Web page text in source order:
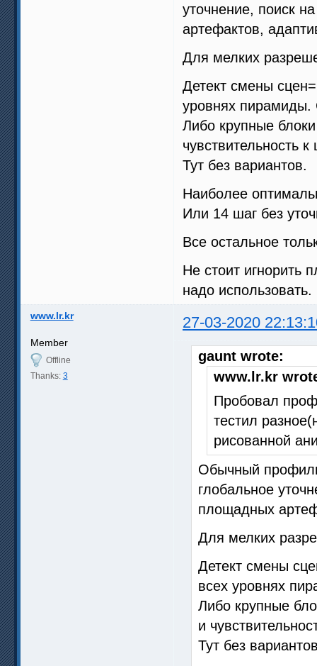
уточнение, поиск
артефактов,
Для мелких
Детект смены
уровнях пирамиды.
Либо крупные
чувствительность
Тут без вариантов.
Наиболее
Или 14 шаг без
Все остальное
Не стоит игнорить
надо использовать.
www.lr.kr 27-03-2020
Member
Offline
Thanks: 3
gaunt wrote:
www.lr.kr
Пробовал
тестил
рисованной
Обычный
глобальное
площадных
Для мелких
Детект смены
всех уровнях
Либо крупные
и
Тут без